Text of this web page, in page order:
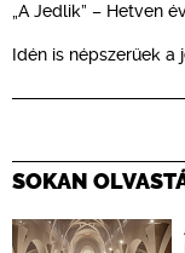
„A Jedlik” – Hetven
Idén is népszerűek a
SOKAN